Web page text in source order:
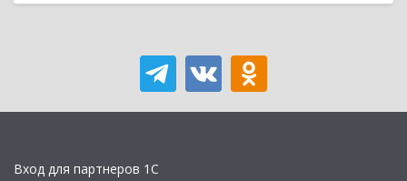
Вход для партнеров 1С